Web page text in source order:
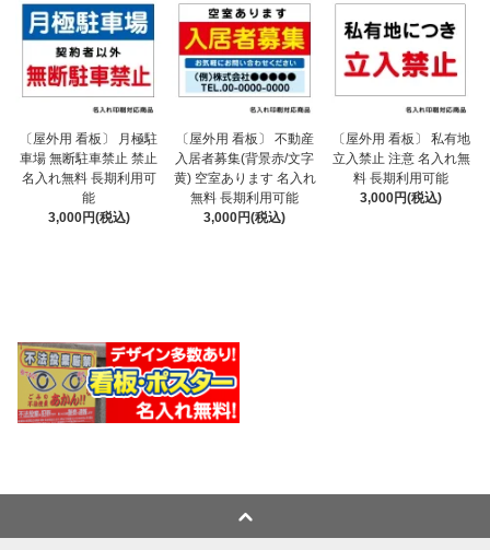
〔屋外用 看板〕 月極駐
車場 無断駐車禁止 禁止
名入れ無料 長期利用可
能
3,000円(税込)
〔屋外用 看板〕 不動産
入居者募集(背景赤/文字
黄) 空室あります 名入れ
無料 長期利用可能
3,000円(税込)
〔屋外用 看板〕 私有地
立入禁止 注意 名入れ無
料 長期利用可能
3,000円(税込)